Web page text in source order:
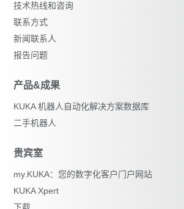
技术热线和咨询
联系方式
新闻联系人
报告问题
产品&成果
KUKA 机器人自动化解决方案数据库
二手机器人
贵宾室
my.KUKA：您的数字化客户门户网站
KUKA Xpert